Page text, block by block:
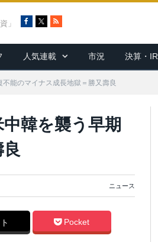
」
c
e
b
o
R
S
人気連載 市況 決算・IR
能のマイナス成長地獄＝勝又壽良
韓を襲う早期
ニュース
Pocket